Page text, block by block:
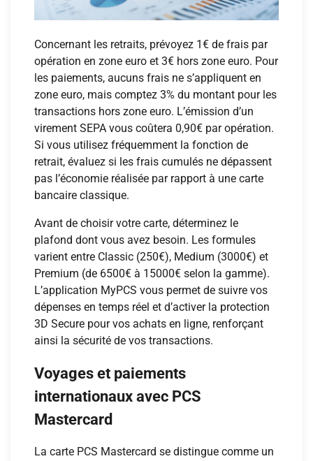
Concernant les retraits, prévoyez 1€ de frais par
opération en zone euro et 3€ hors zone euro. Pour
les paiements, aucuns frais ne s’appliquent en
zone euro, mais comptez 3% du montant pour les
transactions hors zone euro. L’émission d’un
virement SEPA vous coûtera 0,90€ par opération.
Si vous utilisez fréquemment la fonction de
retrait, évaluez si les frais cumulés ne dépassent
pas l’économie réalisée par rapport à une carte
bancaire classique.
Avant de choisir votre carte, déterminez le
plafond dont vous avez besoin. Les formules
varient entre Classic (250€), Medium (3000€) et
Premium (de 6500€ à 15000€ selon la gamme).
L’application MyPCS vous permet de suivre vos
dépenses en temps réel et d’activer la protection
3D Secure pour vos achats en ligne, renforçant
ainsi la sécurité de vos transactions.
Voyages et paiements
internationaux avec PCS
Mastercard
La carte PCS Mastercard se distingue comme un